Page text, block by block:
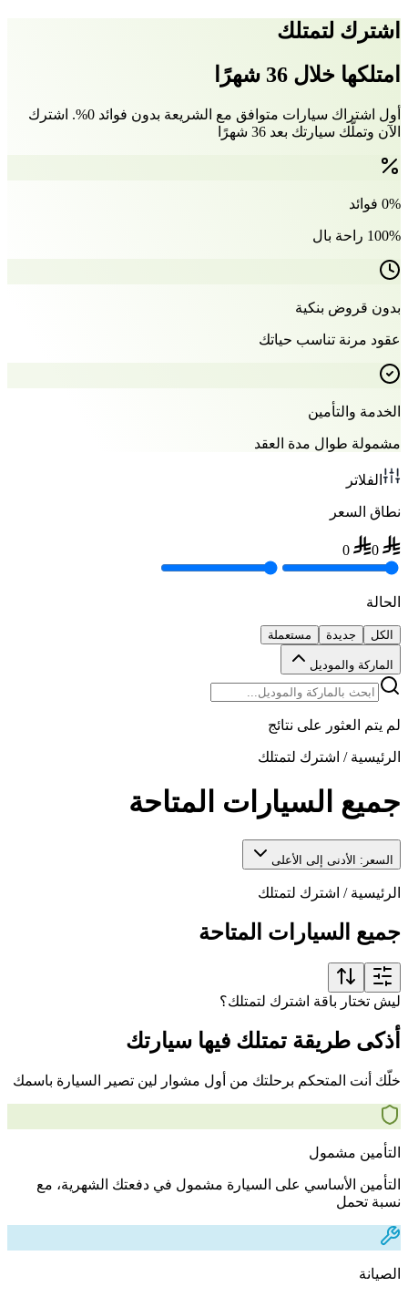
اشترك لتمتلك
امتلكها خلال 36 شهرًا
أول اشتراك سيارات متوافق مع الشريعة بدون فوائد 0%. اشترك
الآن وتملّك سيارتك بعد 36 شهرًا
0% فوائد
100% راحة بال
بدون قروض بنكية
عقود مرنة تناسب حياتك
الخدمة والتأمين
مشمولة طوال مدة العقد
الفلاتر
نطاق السعر
0
0
الحالة
الكل جديدة مستعملة
الماركة والموديل
لم يتم العثور على نتائج
الرئيسية / اشترك لتمتلك
جميع السيارات المتاحة
السعر: الأدنى إلى الأعلى
الرئيسية / اشترك لتمتلك
جميع السيارات المتاحة
ليش تختار باقة اشترك لتمتلك؟
أذكى طريقة تمتلك فيها سيارتك
خلّك أنت المتحكم برحلتك من أول مشوار لين تصير السيارة باسمك
التأمين مشمول
التأمين الأساسي على السيارة مشمول في دفعتك الشهرية، مع
نسبة تحمل
الصيانة